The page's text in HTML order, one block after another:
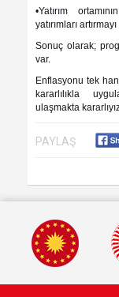
•Yatırım
yatırımları
Sonuç olarak;
var.
Enflasyonu tek
kararlılıkla
ulaşmakta
PAYLAŞ